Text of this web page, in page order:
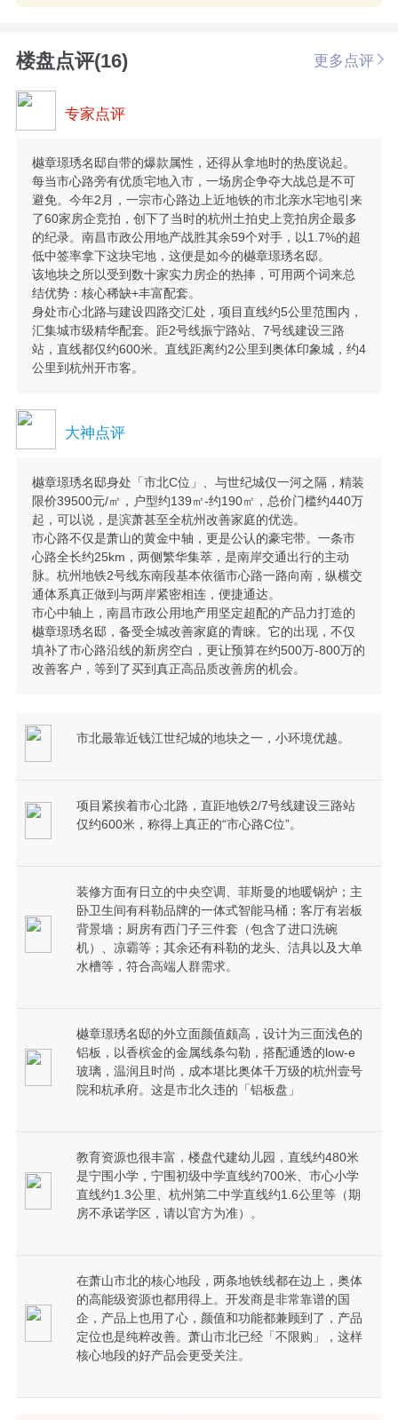
楼盘点评(16) 更多点评
专家点评
樾章璟琇名邸自带的爆款属性，还得从拿地时的热度说起。
每当市心路旁有优质宅地入市，一场房企争夺大战总是不可
避免。今年2月，一宗市心路边上近地铁的市北亲水宅地引来
了60家房企竞拍，创下了当时的杭州土拍史上竞拍房企最多
的纪录。南昌市政公用地产战胜其余59个对手，以1.7%的超
低中签率拿下这块宅地，这便是如今的樾章璟琇名邸。
该地块之所以受到数十家实力房企的热捧，可用两个词来总
结优势：核心稀缺+丰富配套。
身处市心北路与建设四路交汇处，项目直线约5公里范围内，
汇集城市级精华配套。距2号线振宁路站、7号线建设三路
站，直线都仅约600米。直线距离约2公里到奥体印象城，约4
公里到杭州开市客。
大神点评
樾章璟琇名邸身处「市北C位」、与世纪城仅一河之隔，精装
限价39500元/㎡，户型约139㎡-约190㎡，总价门槛约440万
起，可以说，是滨萧甚至全杭州改善家庭的优选。
市心路不仅是萧山的黄金中轴，更是公认的豪宅带。一条市
心路全长约25km，两侧繁华集萃，是南岸交通出行的主动
脉。杭州地铁2号线东南段基本依循市心路一路向南，纵横交
通体系真正做到与两岸紧密相连，便捷通达。
市心中轴上，南昌市政公用地产用坚定超配的产品力打造的
樾章璟琇名邸，备受全城改善家庭的青睐。它的出现，不仅
填补了市心路沿线的新房空白，更让预算在约500万-800万的
改善客户，等到了买到真正高品质改善房的机会。
市北最靠近钱江世纪城的地块之一，小环境优越。
项目紧挨着市心北路，直距地铁2/7号线建设三路站
仅约600米，称得上真正的“市心路C位”。
装修方面有日立的中央空调、菲斯曼的地暖锅炉；主
卧卫生间有科勒品牌的一体式智能马桶；客厅有岩板
背景墙；厨房有西门子三件套（包含了进口洗碗
机）、凉霸等；其余还有科勒的龙头、洁具以及大单
水槽等，符合高端人群需求。
樾章璟琇名邸的外立面颜值颇高，设计为三面浅色的
铝板，以香槟金的金属线条勾勒，搭配通透的low-e
玻璃，温润且时尚，成本堪比奥体千万级的杭州壹号
院和杭承府。这是市北久违的「铝板盘」
教育资源也很丰富，楼盘代建幼儿园，直线约480米
是宁围小学，宁围初级中学直线约700米、市心小学
直线约1.3公里、杭州第二中学直线约1.6公里等（期
房不承诺学区，请以官方为准）。
在萧山市北的核心地段，两条地铁线都在边上，奥体
的高能级资源也都用得上。开发商是非常靠谱的国
企，产品上也用了心，颜值和功能都兼顾到了，产品
定位也是纯粹改善。萧山市北已经「不限购」，这样
核心地段的好产品会更受关注。